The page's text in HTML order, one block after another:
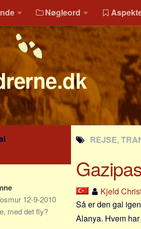
Nøgleord
REJSE,
Kjeld
Så er den gal
Alanya. Hvem
12-9-2010
med det fly?